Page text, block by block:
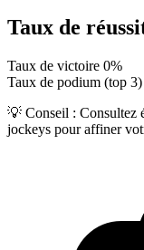
Taux de
Taux de victoire 0%
Taux de podium (top 3)
💡 Conseil : Consultez
jockeys pour affiner